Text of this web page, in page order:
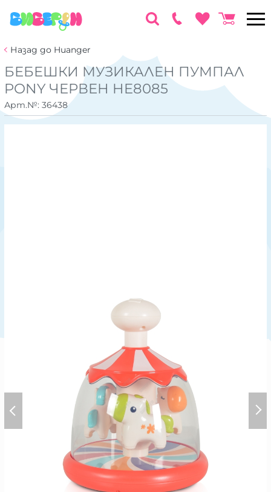
Назад до Huanger
БЕБЕШКИ МУЗИКАЛЕН ПУМПАЛ
PONY ЧЕРВЕН HE8085
Арт.№: 36438